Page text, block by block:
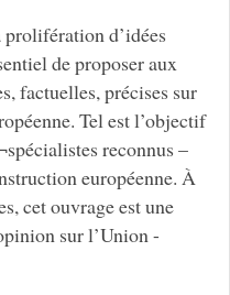
prolifération d’idées
de proposer aux
factuelles, précises sur
Tel est l’objectif
reconnus –
européenne. À
cet ouvrage est une
sur l’Union -